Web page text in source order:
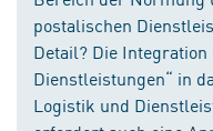
postalischen
Detail? Die Integration
Dienstleistungen“ in
Logistik und